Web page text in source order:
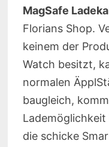
MagSafe
Florians Shop.
keinem der
Watch besitzt,
normalen
baugleich,
die schicke